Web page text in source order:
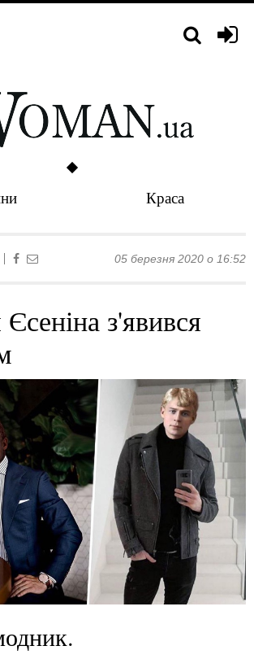
Краса
05 березня 2020 о 16:52
з'явився